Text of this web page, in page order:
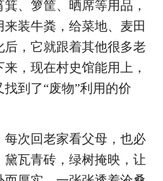
、箩筐、晒席等用品，
装牛粪，给菜地、麦田
，它就跟着其他很多老
，现在村史馆能用上，
到了“废物”利用的价
每次回老家看父母，也必
瓦青砖，绿树掩映，让